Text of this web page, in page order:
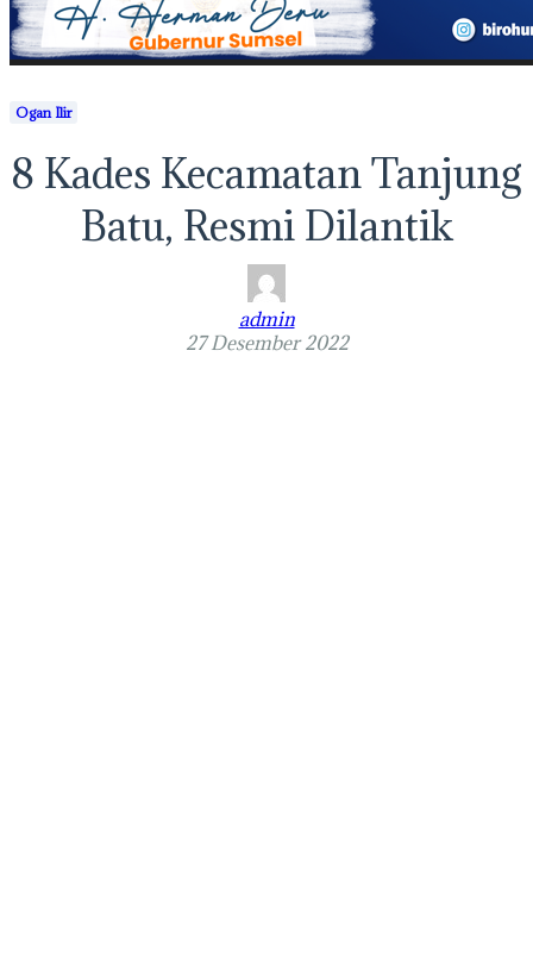
Ogan Ilir
8 Kades Kecamatan Tanjung
Batu, Resmi Dilantik
admin
27 Desember 2022